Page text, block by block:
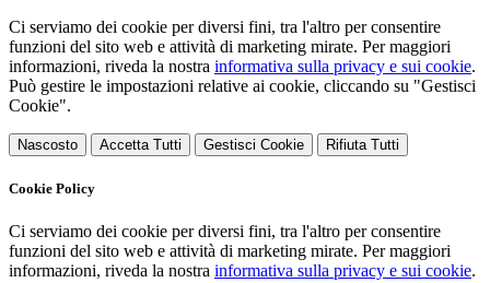
Ci serviamo dei cookie per diversi fini, tra l'altro per consentire
funzioni del sito web e attività di marketing mirate. Per maggiori
informazioni, riveda la nostra informativa sulla privacy e sui cookie.
Può gestire le impostazioni relative ai cookie, cliccando su "Gestisci
Cookie".
Nascosto Accetta Tutti Gestisci Cookie Rifiuta Tutti
Cookie Policy
Ci serviamo dei cookie per diversi fini, tra l'altro per consentire
funzioni del sito web e attività di marketing mirate. Per maggiori
informazioni, riveda la nostra informativa sulla privacy e sui cookie.